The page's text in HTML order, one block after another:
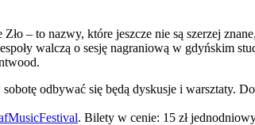
– to nazwy, które jeszcze nie są szerzej
walczą o sesję nagraniową w gdyńskim
odbywać się będą dyskusje i warsztaty.
. Bilety w cenie: 15 zł